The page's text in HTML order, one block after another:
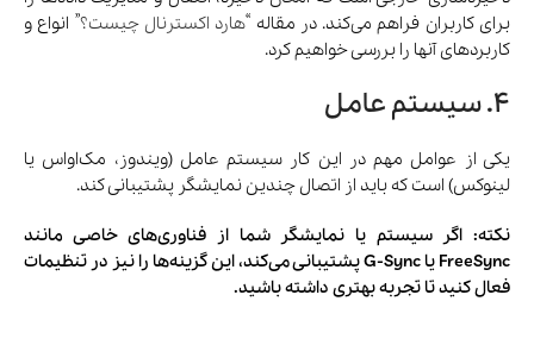
برای کاربران فراهم می‌کند. در مقاله “هارد اکسترنال چیست؟” انواع و
کاربردهای آنها را بررسی خواهیم کرد.
4. سیستم عامل
یکی از عوامل مهم در این کار سیستم عامل (ویندوز، مک‌اواس یا
لینوکس) است که باید از اتصال چندین نمایشگر پشتیبانی کند.
نکته: اگر سیستم یا نمایشگر شما از فناوری‌های خاصی مانند
FreeSync یا G-Sync پشتیبانی می‌کند، این گزینه‌ها را نیز در تنظیمات
فعال کنید تا تجربه بهتری داشته باشید.